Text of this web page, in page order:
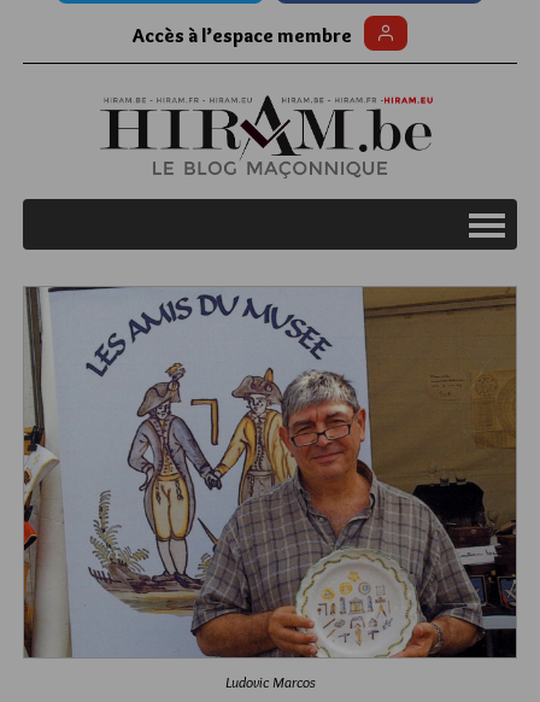
Accès à l’espace membre
Ludovic Marcos